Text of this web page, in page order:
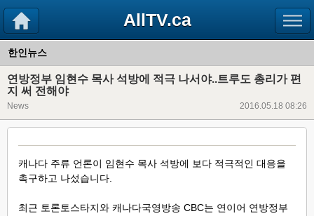
AllTV.ca
한인뉴스
연방정부 임현수 목사 석방에 적극 나서야..트루도 총리가 편
지 써 전해야
News 2016.05.18 08:26
캐나다 주류 언론이 임현수 목사 석방에 보다 적극적인 대응을
촉구하고 나섰습니다.
최근 토론토스타지와 캐나다국영방송 CBC는 연이어 연방정부